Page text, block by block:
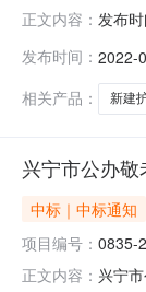
正文内容： 发布
0835-
发布时间： 2022-
相关产品：
新建
兴宁市公办
中标｜中标通知
项目编号： 0835-
正文内容： 兴宁